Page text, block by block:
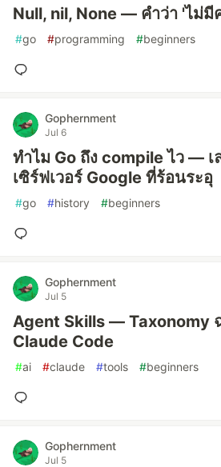
Null, nil, None — คำว่า 'ไม่มี
#go #programming #beginners
Gophernment
Jul 6
ทำไม Go ถึง compile ไว — เ
เซิร์ฟเวอร์ Google ที่ร้อนระอุ
#go #history #beginners
Gophernment
Jul 5
Agent Skills — Taxonomy
Claude Code
#ai #claude #tools #beginners
Gophernment
Jul 5